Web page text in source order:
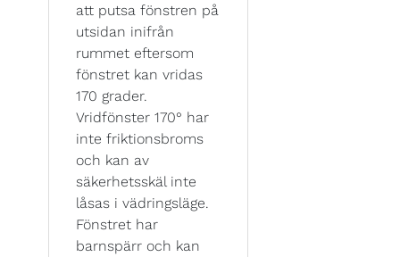
att putsa fönstren på
utsidan inifrån
rummet eftersom
fönstret kan vridas
170 grader.
Vridfönster 170° har
inte friktionsbroms
och kan av
säkerhetsskäl inte
låsas i vädringsläge.
Fönstret har
barnspärr och kan